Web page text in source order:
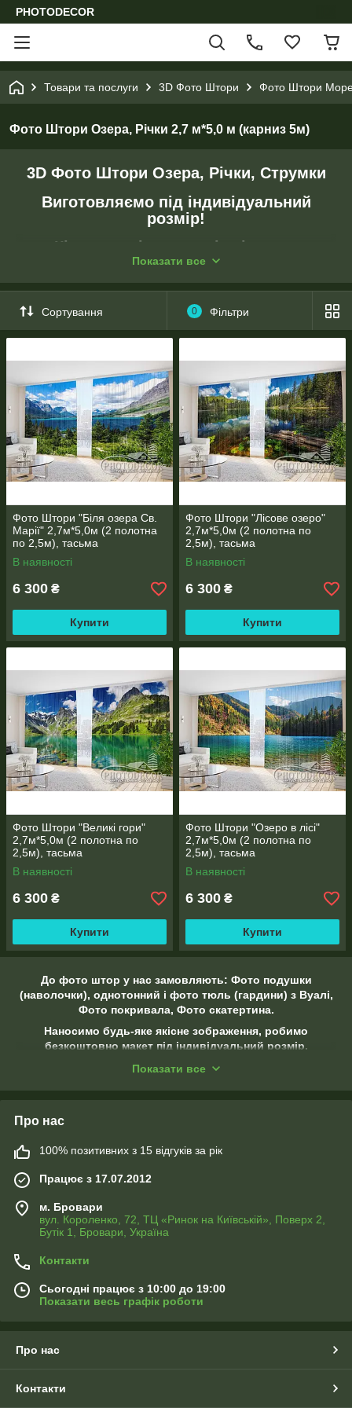
PHOTODECOR
Товари та послуги 3D Фото Штори Фото Штори
Фото Штори Озера, Річки 2,7 м*5,0 м (карниз 5м)
3D Фото Штори Озера, Річки, Струмки
Виготовляємо під індивідуальний
розмір!
Кілька видів тканин і кріплень.
- Коригуємо колір зображення.
РОБОТИ, ЯКІ НАДСИЛАЮТЬ НАМ НАШІ КЛІЄНТИ
ТКАНИНИ ДЛЯ ФОТО ШТОР, ТЮЛЯ, ШТОРОК У ВАННУ,
ПОКРИВАЛ
ІНФОРМАЦІЯ ПРО ТКАНИНИ
Рекомендації по замірам вікна
ДЛЯ ПРОРАХУНКУ ВАРТОСТІ НАДСИЛАЙТЕ РОЗМІРИ НА
ВАЙБЕР (ВАТСАП) (067)737-20-13 або на електронну
адресу 3d.photodecor@gmail.com
обов'язково зателефонують!
вигорають від сонячного світла!
Рекомендації щодо догляду: ручне або делікатне
прання при 30-40 гр.
* Увага! Колір і відтінок можуть відрізнятися, залежно від
Показати все
Сортування 0 Фільтри
Фото Штори "Біля озера Св.
Марії" 2,7м*5,0м (2 полотна
по 2,5м), тасьма
В наявності
6 300 ₴
Купити
Фото Штори "Лісове озеро"
2,7м*5,0м (2 полотна по
2,5м), тасьма
В наявності
6 300 ₴
Купити
Фото Штори "Великі гори"
2,7м*5,0м (2 полотна по
2,5м), тасьма
В наявності
6 300 ₴
Купити
Фото Штори "Озеро в лісі"
2,7м*5,0м (2 полотна по
2,5м), тасьма
В наявності
6 300 ₴
Купити
До фото штор у нас замовляють: Фото подушки
(наволочки), однотонний і фото тюль (гардини) з Вуалі,
Фото покривала, Фото скатертина.
Наносимо будь-яке якісне зображення, робимо
безкоштовно макет під індивідуальний розмір,
Ви можете замовити до фото штор подушки або наволочки
з таким самим зображенням будь-якого розміру
Показати все
Про нас
100% позитивних з 15 відгуків за рік
Працює з 17.07.2012
м. Бровари
вул. Короленко, 72, ТЦ «Ринок на Київській», Поверх 2,
Бутік 1, Бровари, Україна
Контакти
Сьогодні працює з 10:00 до 19:00
Показати весь графік роботи
Про нас
Контакти